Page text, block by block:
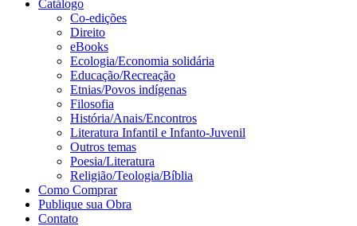
Catálogo
Co-edições
Direito
eBooks
Ecologia/Economia solidária
Educação/Recreação
Etnias/Povos indígenas
Filosofia
História/Anais/Encontros
Literatura Infantil e Infanto-Juvenil
Outros temas
Poesia/Literatura
Religião/Teologia/Bíblia
Como Comprar
Publique sua Obra
Contato